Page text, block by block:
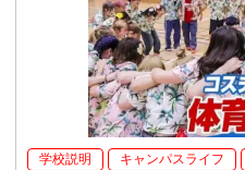
学校説明 キャンパスライフ